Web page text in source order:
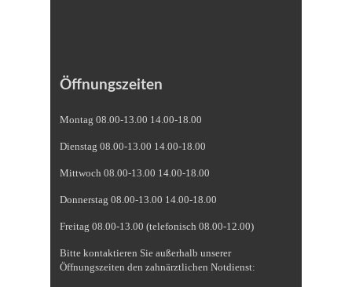
Öffnungszeiten
Montag 08.00-13.00 14.00-18.00
Dienstag 08.00-13.00 14.00-18.00
Mittwoch 08.00-13.00 14.00-18.00
Donnerstag 08.00-13.00 14.00-18.00
Freitag 08.00-13.00 (telefonisch 08.00-12.00)
Bitte kontaktieren Sie außerhalb unserer
Öffnungszeiten den zahnärztlichen Notdienst: